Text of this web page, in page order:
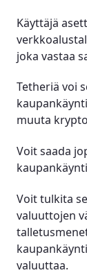
Käyttäjä
joka vastaa
Tetheriä voi
muuta
Voit saada
Voit tulkita
valuuttojen
valuuttaa.